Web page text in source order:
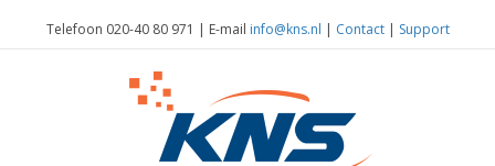
Telefoon 020-40 80 971 | E-mail info@kns.nl | Contact| Support